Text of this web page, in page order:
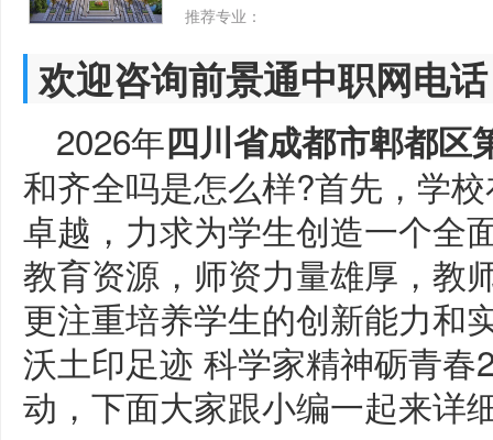
推荐专业：
欢迎咨询前景通中职网电
2026年四川省成都市郫都区
和齐全吗是怎么样?首先，学
卓越，力求为学生创造一个全
教育资源，师资力量雄厚，教
更注重培养学生的创新能力和
沃土印足迹 科学家精神砺青
动，下面大家跟小编一起来详